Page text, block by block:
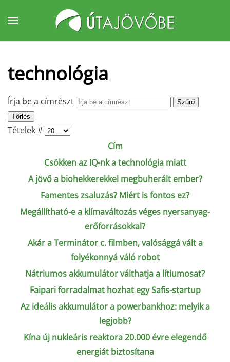
Fő tartalom átugrása
technológia
Írja be a címrészt
Szűrő
Törlés
Tételek #
Cím
Csökken az IQ-nk a technológia miatt
A jövő a biohekkerekkel megbuherált ember?
Famentes zsaluzás? Miért is fontos ez?
Megállítható-e a klímaváltozás véges nyersanyag-
erőforrásokkal?
Akár a Terminátor c. filmben, valósággá vált a
folyékonnyá váló robot
Nátriumos akkumulátor válthatja a lítiumosat?
Faipari forradalmat hozhat egy Safis-startup
Az ideális akkumulátor a powerbankhoz: melyik a
legjobb?
Kína új nukleáris reaktora 20.000 évre elegendő
energiát biztosítana